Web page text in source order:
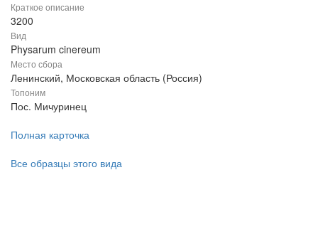
Краткое описание
3200
Вид
Physarum cinereum
Место сбора
Ленинский, Московская область (Россия)
Топоним
Пос. Мичуринец
Полная карточка
Все образцы этого вида